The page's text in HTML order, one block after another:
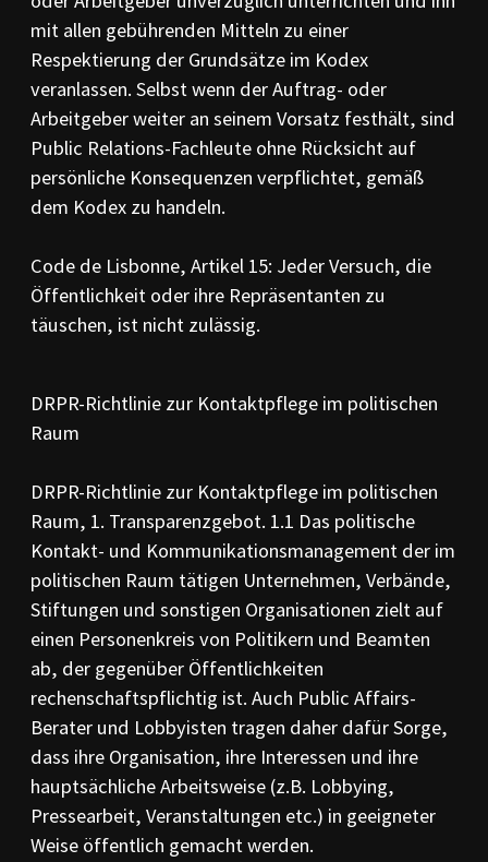
mit allen gebührenden Mitteln zu einer
Respektierung der Grundsätze im Kodex
veranlassen. Selbst wenn der Auftrag- oder
Arbeitgeber weiter an seinem Vorsatz festhält, sind
Public Relations-Fachleute ohne Rücksicht auf
persönliche Konsequenzen verpflichtet, gemäß
dem Kodex zu handeln.
Code de Lisbonne, Artikel 15: Jeder Versuch, die
Öffentlichkeit oder ihre Repräsentanten zu
täuschen, ist nicht zulässig.
DRPR-Richtlinie zur Kontaktpflege im politischen
Raum
DRPR-Richtlinie zur Kontaktpflege im politischen
Raum, 1. Transparenzgebot. 1.1 Das politische
Kontakt- und Kommunikationsmanagement der im
politischen Raum tätigen Unternehmen, Verbände,
Stiftungen und sonstigen Organisationen zielt auf
einen Personenkreis von Politikern und Beamten
ab, der gegenüber Öffentlichkeiten
rechenschaftspflichtig ist. Auch Public Affairs-
Berater und Lobbyisten tragen daher dafür Sorge,
dass ihre Organisation, ihre Interessen und ihre
hauptsächliche Arbeitsweise (z.B. Lobbying,
Pressearbeit, Veranstaltungen etc.) in geeigneter
Weise öffentlich gemacht werden.